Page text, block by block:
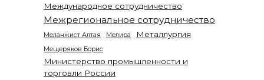
Международное сотрудничество
Межрегиональное сотрудничество
Меланжист Алтая Мелира Металлургия
Мещеряков Борис
Министерство промышленности и
торговли России